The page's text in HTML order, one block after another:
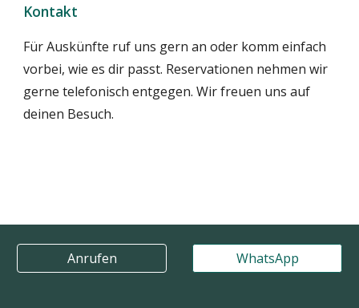
Kontakt
Für Auskünfte ruf uns gern an oder komm einfach
vorbei, wie es dir passt. Reservationen nehmen wir
gerne telefonisch entgegen. Wir freuen uns auf
deinen Besuch.
Anrufen WhatsApp